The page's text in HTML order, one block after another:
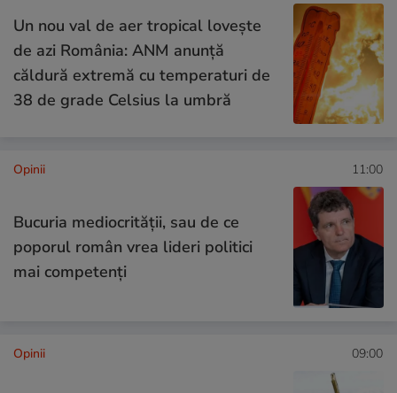
Un nou val de aer tropical lovește
de azi România: ANM anunță
căldură extremă cu temperaturi de
38 de grade Celsius la umbră
Opinii 11:00
Bucuria mediocrității, sau de ce
poporul român vrea lideri politici
mai competenți
Opinii 09:00